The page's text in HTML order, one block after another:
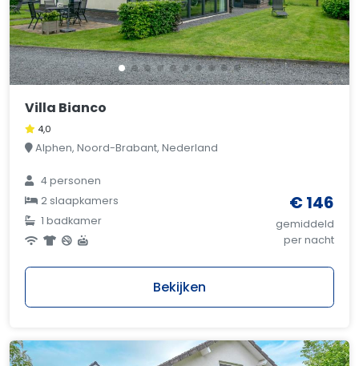
Villa Bianco
4,0
Alphen, Noord-Brabant, Nederland
4 personen
2 slaapkamers
1 badkamer
€ 146
gemiddeld
per nacht
Bekijken